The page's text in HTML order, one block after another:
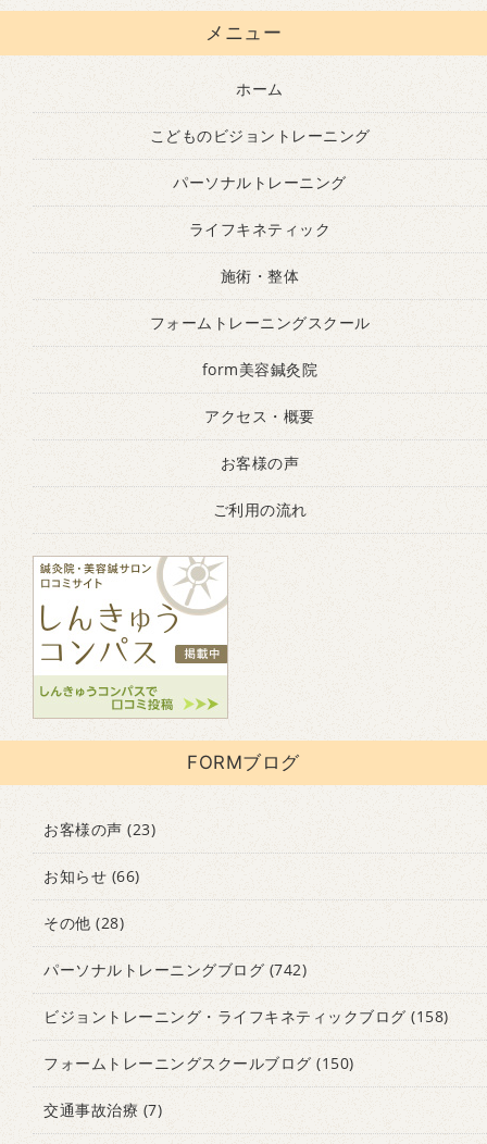
メニュー
ホーム
こどものビジョントレーニング
パーソナルトレーニング
ライフキネティック
施術・整体
フォームトレーニングスクール
form美容鍼灸院
アクセス・概要
お客様の声
ご利用の流れ
FORMブログ
お客様の声 (23)
お知らせ (66)
その他 (28)
パーソナルトレーニングブログ (742)
ビジョントレーニング・ライフキネティックブログ (158)
フォームトレーニングスクールブログ (150)
交通事故治療 (7)